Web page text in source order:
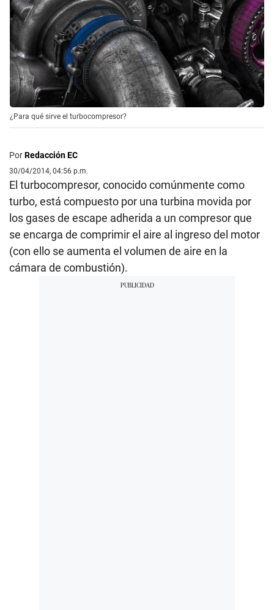
¿Para qué sirve el turbocompresor?
PorRedacción EC
30/04/2014, 04:56 p.m.
El turbocompresor, conocido comúnmente como
turbo, está compuesto por una turbina movida por
los gases de escape adherida a un compresor que
se encarga de comprimir el aire al ingreso del motor
(con ello se aumenta el volumen de aire en la
cámara de combustión).